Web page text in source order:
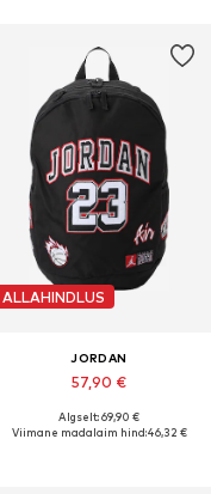
ALLAHINDLUS
JORDAN
57,90 €
Saadaolevad suurused: One Size
Algselt: 69,90 €
Viimane madalaim hind:46,32 €